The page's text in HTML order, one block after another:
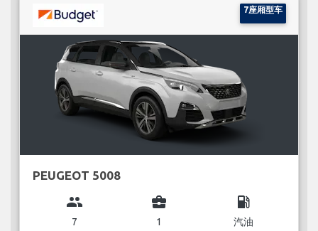
7座厢型车
PEUGEOT 5008
group
7
business_center
1
local_gas_station
汽油